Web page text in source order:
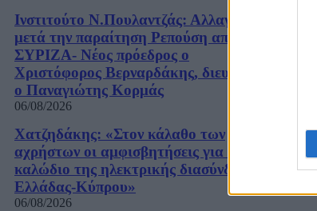
Ινστιτούτο Ν.Πουλαντζάς: Αλλαγές
μετά την παραίτηση Ρεπούση από τον
ΣΥΡΙΖΑ- Νέος πρόεδρος ο
Χριστόφορος Βερναρδάκης, διευθυντής
ο Παναγιώτης Κορμάς
06/08/2026
Χατζηδάκης: «Στον κάλαθο των
αχρήστων οι αμφισβητήσεις για το
καλώδιο της ηλεκτρικής διασύνδεσης
Ελλάδας-Κύπρου»
06/08/2026